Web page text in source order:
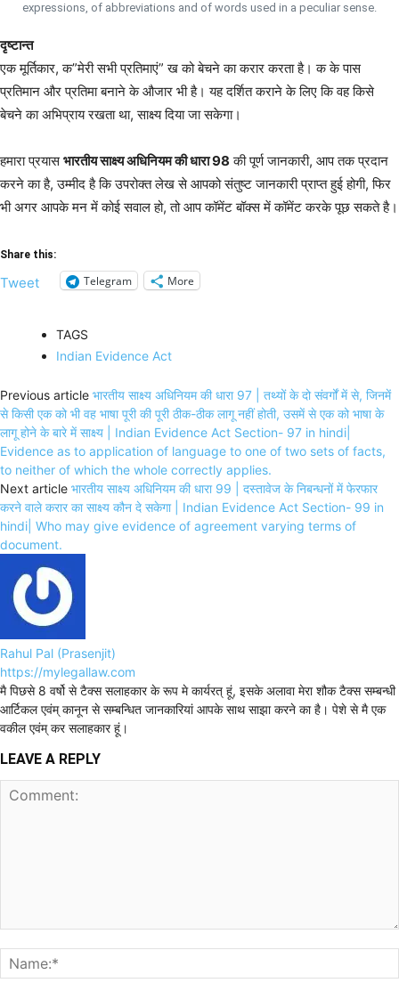
expressions, of abbreviations and of words used in a peculiar sense.
दृष्टान्त
एक मूर्तिकार, क”मेरी सभी प्रतिमाएं” ख को बेचने का करार करता है। क के पास
प्रतिमान और प्रतिमा बनाने के औजार भी है। यह दर्शित कराने के लिए कि वह किसे
बेचने का अभिप्राय रखता था, साक्ष्य दिया जा सकेगा।
हमारा प्रयासभारतीय साक्ष्य अधिनियम की धारा 98 की पूर्ण जानकारी, आप तक प्रदान
करने का है, उम्मीद है कि उपरोक्त लेख से आपको संतुष्ट जानकारी प्राप्त हुई होगी, फिर
भी अगर आपके मन में कोई सवाल हो, तो आप कॉमेंट बॉक्स में कॉमेंट करके पूछ सकते है।
Share this:
Tweet Telegram More
TAGS
Indian Evidence Act
Previous article भारतीय साक्ष्य अधिनियम की धारा 97 | तथ्यों के दो संवर्गों में से, जिनमें
से किसी एक को भी वह भाषा पूरी की पूरी ठीक-ठीक लागू नहीं होती, उसमें से एक को भाषा के
लागू होने के बारे में साक्ष्य | Indian Evidence Act Section- 97 in hindi|
Evidence as to application of language to one of two sets of facts,
to neither of which the whole correctly applies.
Next article भारतीय साक्ष्य अधिनियम की धारा 99 | दस्तावेज के निबन्धनों में फेरफार
करने वाले करार का साक्ष्य कौन दे सकेगा | Indian Evidence Act Section- 99 in
hindi| Who may give evidence of agreement varying terms of
document.
Rahul Pal (Prasenjit)
https://mylegallaw.com
मै पिछसे 8 वर्षो से टैक्स सलाहकार के रूप मे कार्यरत् हूं, इसके अलावा मेरा शौक टैक्स सम्बन्धी
आर्टिकल एवंम् कानून से सम्बन्धित जानकारियां आपके साथ साझा करने का है। पेशे से मै एक
वकील एवंम् कर सलाहकार हूं।
LEAVE A REPLY